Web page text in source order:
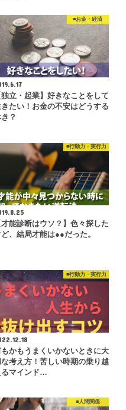
■お金・経済
独立・起業】好きなことをして
たい！お金の不安はどうする
？
■行動力・実行力
才能診断はウソ？】色々探した
ど、結局才能は●●だった。
■行動力・実行力
かもうまくいかないときに大
考え方！苦しい時期の乗り越
るマインド…
■人間関係